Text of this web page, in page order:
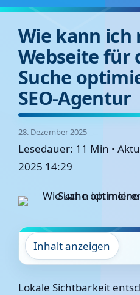
Wie kann ich
Webseite für
Suche
SEO-Agentur
28. Dezember 2025
Lesedauer: 11 Min •
2025 14:29
Inhalt anzeigen
Lokale Sichtbarkeit